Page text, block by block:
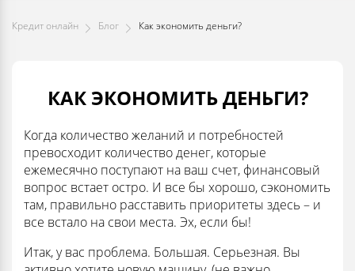
Кредит онлайн Блог Как экономить деньги?
КАК ЭКОНОМИТЬ ДЕНЬГИ?
Когда количество желаний и потребностей
превосходит количество денег, которые
ежемесячно поступают на ваш счет, финансовый
вопрос встает остро. И все бы хорошо, сэкономить
там, правильно расставить приоритеты здесь – и
все встало на свои места. Эх, если бы!
Итак, у вас проблема. Большая. Серьезная. Вы